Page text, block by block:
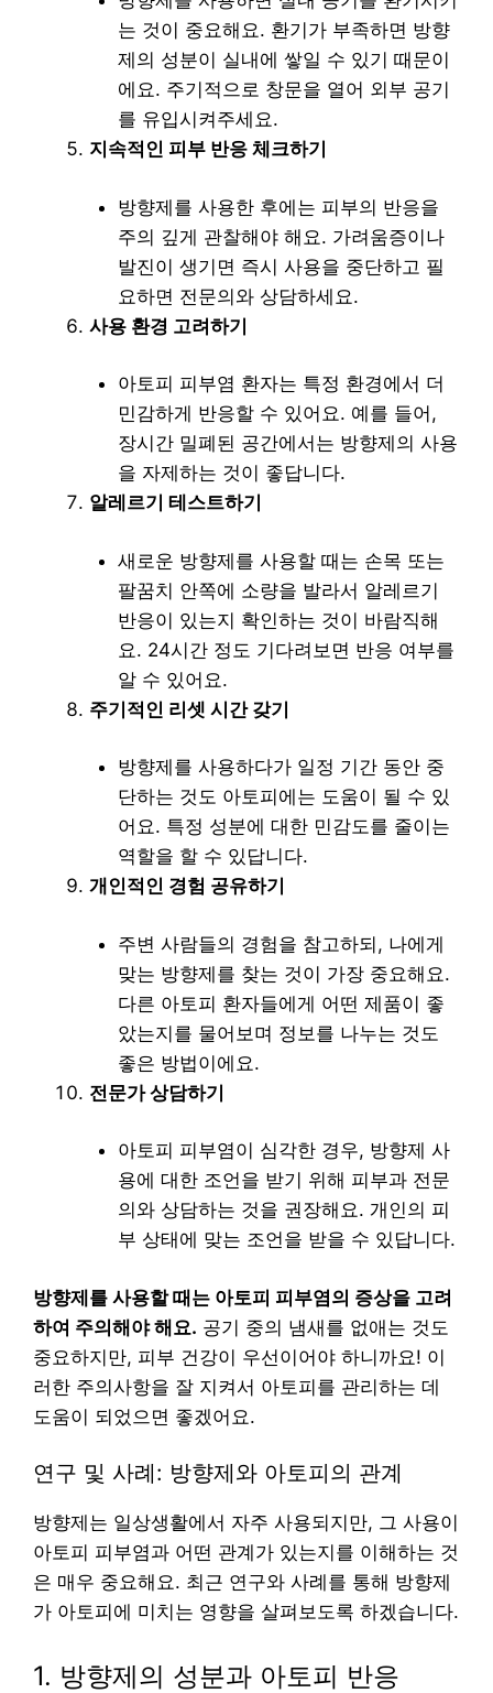
는 것이 중요해요. 환기가 부족하면 방향
제의 성분이 실내에 쌓일 수 있기 때문이
에요. 주기적으로 창문을 열어 외부 공기
를 유입시켜주세요.
지속적인 피부 반응 체크하기
방향제를 사용한 후에는 피부의 반응을
주의 깊게 관찰해야 해요. 가려움증이나
발진이 생기면 즉시 사용을 중단하고 필
요하면 전문의와 상담하세요.
사용 환경 고려하기
아토피 피부염 환자는 특정 환경에서 더
민감하게 반응할 수 있어요. 예를 들어,
장시간 밀폐된 공간에서는 방향제의 사용
을 자제하는 것이 좋답니다.
알레르기 테스트하기
새로운 방향제를 사용할 때는 손목 또는
팔꿈치 안쪽에 소량을 발라서 알레르기
반응이 있는지 확인하는 것이 바람직해
요. 24시간 정도 기다려보면 반응 여부를
알 수 있어요.
주기적인 리셋 시간 갖기
방향제를 사용하다가 일정 기간 동안 중
단하는 것도 아토피에는 도움이 될 수 있
어요. 특정 성분에 대한 민감도를 줄이는
역할을 할 수 있답니다.
개인적인 경험 공유하기
주변 사람들의 경험을 참고하되, 나에게
맞는 방향제를 찾는 것이 가장 중요해요.
다른 아토피 환자들에게 어떤 제품이 좋
았는지를 물어보며 정보를 나누는 것도
좋은 방법이에요.
전문가 상담하기
아토피 피부염이 심각한 경우, 방향제 사
용에 대한 조언을 받기 위해 피부과 전문
의와 상담하는 것을 권장해요. 개인의 피
부 상태에 맞는 조언을 받을 수 있답니다.
방향제를 사용할 때는 아토피 피부염의 증상을 고려
하여 주의해야 해요. 공기 중의 냄새를 없애는 것도
중요하지만, 피부 건강이 우선이어야 하니까요! 이
러한 주의사항을 잘 지켜서 아토피를 관리하는 데
도움이 되었으면 좋겠어요.
연구 및 사례: 방향제와 아토피의 관계
방향제는 일상생활에서 자주 사용되지만, 그 사용이
아토피 피부염과 어떤 관계가 있는지를 이해하는 것
은 매우 중요해요. 최근 연구와 사례를 통해 방향제
가 아토피에 미치는 영향을 살펴보도록 하겠습니다.
1. 방향제의 성분과 아토피 반응